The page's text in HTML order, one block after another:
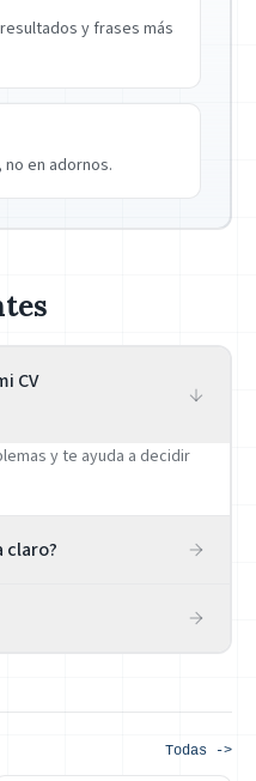
y frases más
en adornos.
CV
y te ayuda a decidir
claro?
Todas ->